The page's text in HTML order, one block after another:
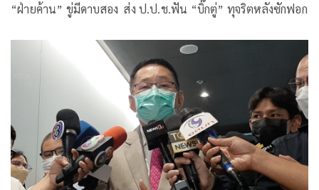
“ฝ่ายค้าน” ขู่มีดาบสอง ส่ง ป.ป.ช.ฟัน “บิ๊กตู่” ทุจริตหลังซักฟอก